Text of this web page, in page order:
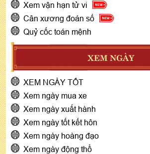
Xem vận hạn tử vi
Cân xương đoán số
Quỷ cốc toán mệnh
XEM NGÀY
XEM NGÀY TỐT
Xem ngày mua xe
Xem ngày xuất hành
Xem ngày tốt kết hôn
Xem ngày hoàng đạo
Xem ngày động thổ